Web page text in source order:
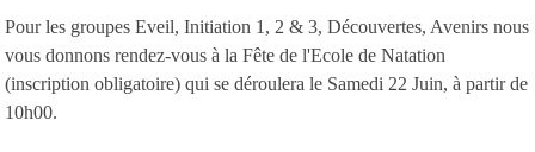
Pour les groupes Eveil, Initiation 1, 2 & 3, Découvertes, Avenirs nous
vous donnons rendez-vous à la Fête de l'Ecole de Natation
(inscription obligatoire) qui se déroulera le Samedi 22 Juin, à partir de
10h00.